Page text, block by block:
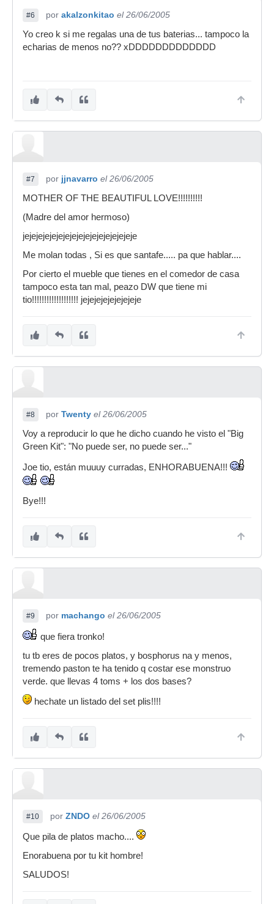
#6 por akalzonkitao el 26/06/2005
Yo creo k si me regalas una de tus baterias... tampoco la
echarias de menos no?? xDDDDDDDDDDDDD
#7 por jjnavarro el 26/06/2005
MOTHER OF THE BEAUTIFUL LOVE!!!!!!!!!!
(Madre del amor hermoso)
jejejejejejejejejejejejejejejejeje
Me molan todas , Si es que santafe..... pa que hablar....
Por cierto el mueble que tienes en el comedor de casa
tampoco esta tan mal, peazo DW que tiene mi
tio!!!!!!!!!!!!!!!!!!! jejejejejejejejeje
#8 por Twenty el 26/06/2005
Voy a reproducir lo que he dicho cuando he visto el "Big
Green Kit": "No puede ser, no puede ser..."
Joe tio, están muuuy curradas, ENHORABUENA!!!
Bye!!!
#9 por machango el 26/06/2005
que fiera tronko!
tu tb eres de pocos platos, y bosphorus na y menos,
tremendo paston te ha tenido q costar ese monstruo
verde. que llevas 4 toms + los dos bases?
hechate un listado del set plis!!!!
#10 por ZNDO el 26/06/2005
Que pila de platos macho....
Enorabuena por tu kit hombre!
SALUDOS!